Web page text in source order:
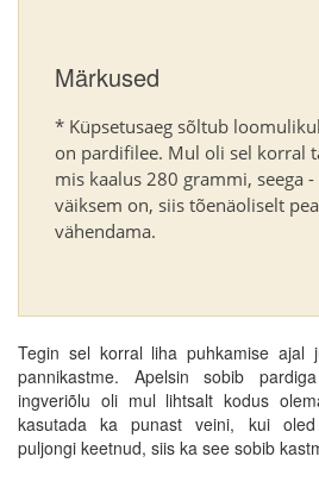
Märkused
* Küpsetusaeg sõltub
on pardifilee. Mul oli sel korral
mis kaalus 280 grammi, seega
väiksem on, siis tõenäoliselt
vähendama.
Tegin sel korral liha puhkamise ajal
pannikastme. Apelsin sobib
ingveriõlu oli mul lihtsalt kodus
kasutada ka punast veini, kui oled
puljongi keetnud, siis ka see sobib